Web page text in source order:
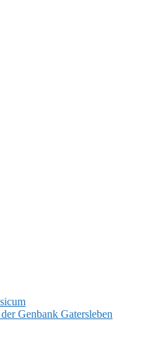
Genbank Gatersleben